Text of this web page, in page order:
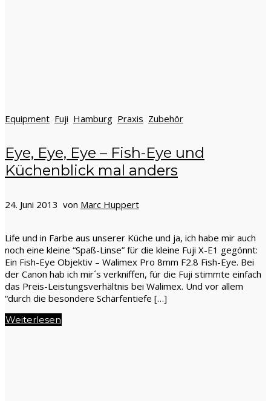
Equipment Fuji Hamburg Praxis Zubehör
Eye, Eye, Eye – Fish-Eye und
Küchenblick mal anders
24. Juni 2013 von Marc Huppert
Life und in Farbe aus unserer Küche und ja, ich habe mir auch
noch eine kleine “Spaß-Linse” für die kleine Fuji X-E1 gegönnt:
Ein Fish-Eye Objektiv – Walimex Pro 8mm F2.8 Fish-Eye. Bei
der Canon hab ich mir´s verkniffen, für die Fuji stimmte einfach
das Preis-Leistungsverhältnis bei Walimex. Und vor allem
“durch die besondere Schärfentiefe […]
Weiterlesen